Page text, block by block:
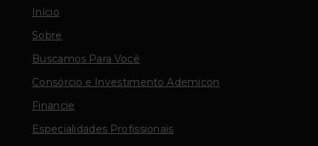
Início
Sobre
Buscamos Para Você
Consórcio e Investimento Ademicon
Financie
Especialidades Profissionais